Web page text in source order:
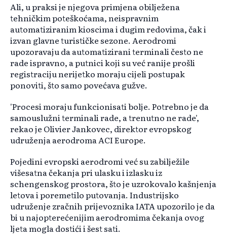
Ali, u praksi je njegova primjena obilježena
tehničkim poteškoćama, neispravnim
automatiziranim kioscima i dugim redovima, čak i
izvan glavne turističke sezone. Aerodromi
upozoravaju da automatizirani terminali često ne
rade ispravno, a putnici koji su već ranije prošli
registraciju nerijetko moraju cijeli postupak
ponoviti, što samo povećava gužve.
'Procesi moraju funkcionisati bolje. Potrebno je da
samouslužni terminali rade, a trenutno ne rade',
rekao je Olivier Jankovec, direktor evropskog
udruženja aerodroma ACI Europe.
Pojedini evropski aerodromi već su zabilježile
višesatna čekanja pri ulasku i izlasku iz
schengenskog prostora, što je uzrokovalo kašnjenja
letova i poremetilo putovanja. Industrijsko
udruženje zračnih prijevoznika IATA upozorilo je da
bi u najopterećenijim aerodromima čekanja ovog
ljeta mogla dostići i šest sati.